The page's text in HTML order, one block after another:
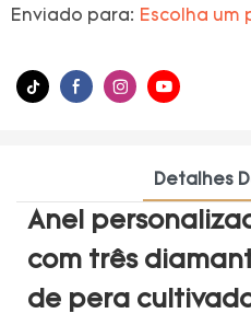
Enviado para: Escolha um
Detalhes
Anel
com três
de pera